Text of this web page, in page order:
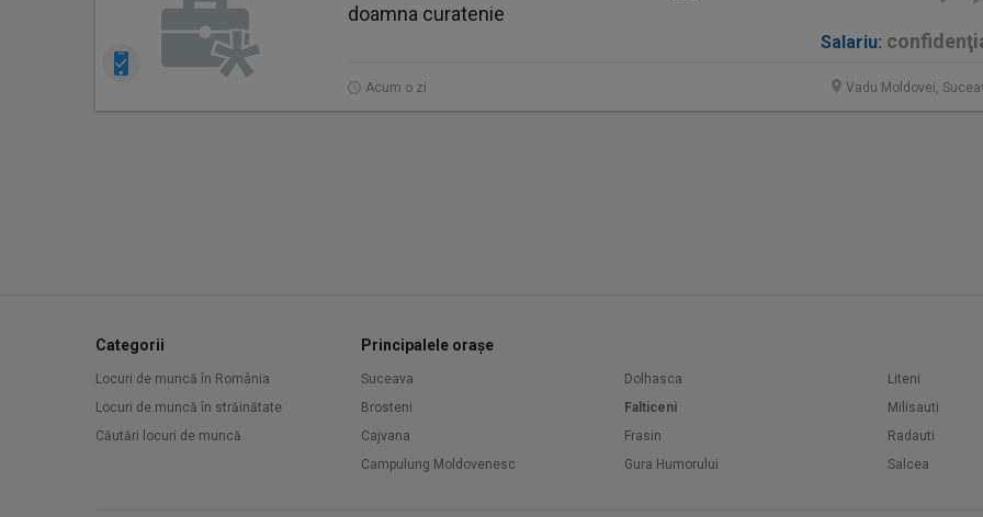
doamna curatenie
Salariu:
Acum o zi Vadu Moldovei,
Categorii
Locuri de muncă în România
Locuri de muncă în străinătate
Căutări locuri de muncă
Principalele orașe
Suceava
Brosteni
Cajvana
Campulung Moldovenesc
Dolhasca
Falticeni
Frasin
Gura Humorului
Liteni
Milisauti
Radauti
Salcea